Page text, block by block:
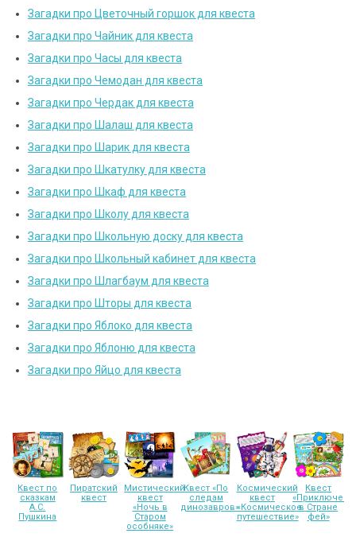
Загадки про Цветочный горшок для квеста
Загадки про Чайник для квеста
Загадки про Часы для квеста
Загадки про Чемодан для квеста
Загадки про Чердак для квеста
Загадки про Шалаш для квеста
Загадки про Шарик для квеста
Загадки про Шкатулку для квеста
Загадки про Шкаф для квеста
Загадки про Школу для квеста
Загадки про Школьную доску для квеста
Загадки про Школьный кабинет для квеста
Загадки про Шлагбаум для квеста
Загадки про Шторы для квеста
Загадки про Яблоко для квеста
Загадки про Яблоню для квеста
Загадки про Яйцо для квеста
Квест по
сказкам
А.С.
Пушкина
Пиратский
квест
Мистический
квест
«Ночь в
Старом
особняке»
Квест «По
следам
динозавров»
Космический
квест
«Космическое
путешествие»
Квест
в Стране
фей»